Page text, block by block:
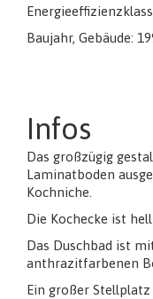
Baujahr, Gebäude:
Infos
Das großzügig
Laminatboden
Kochniche.
Die Kochecke ist
Das Duschbad ist
anthrazitfarbenen
Ein großer